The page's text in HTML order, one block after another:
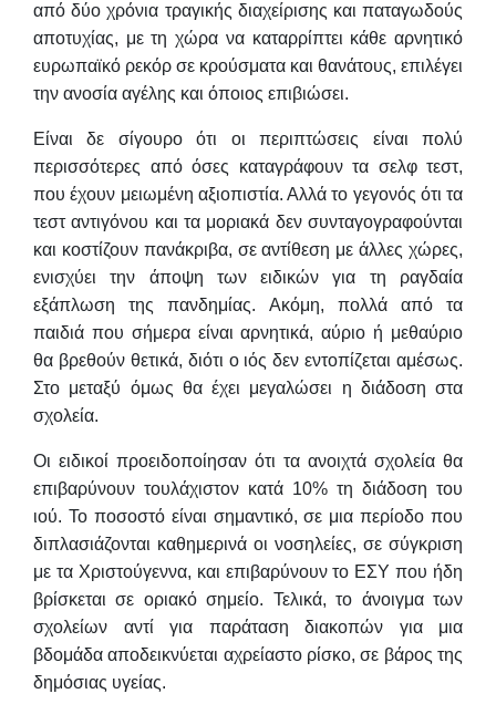
από δύο χρόνια τραγικής διαχείρισης και παταγωδούς
αποτυχίας, με τη χώρα να καταρρίπτει κάθε αρνητικό
ευρωπαϊκό ρεκόρ σε κρούσματα και θανάτους, επιλέγει
την ανοσία αγέλης και όποιος επιβιώσει.
Είναι δε σίγουρο ότι οι περιπτώσεις είναι πολύ
περισσότερες από όσες καταγράφουν τα σελφ τεστ,
που έχουν μειωμένη αξιοπιστία. Αλλά το γεγονός ότι τα
τεστ αντιγόνου και τα μοριακά δεν συνταγογραφούνται
και κοστίζουν πανάκριβα, σε αντίθεση με άλλες χώρες,
ενισχύει την άποψη των ειδικών για τη ραγδαία
εξάπλωση της πανδημίας. Ακόμη, πολλά από τα
παιδιά που σήμερα είναι αρνητικά, αύριο ή μεθαύριο
θα βρεθούν θετικά, διότι ο ιός δεν εντοπίζεται αμέσως.
Στο μεταξύ όμως θα έχει μεγαλώσει η διάδοση στα
σχολεία.
Οι ειδικοί προειδοποίησαν ότι τα ανοιχτά σχολεία θα
επιβαρύνουν τουλάχιστον κατά 10% τη διάδοση του
ιού. Το ποσοστό είναι σημαντικό, σε μια περίοδο που
διπλασιάζονται καθημερινά οι νοσηλείες, σε σύγκριση
με τα Χριστούγεννα, και επιβαρύνουν το ΕΣΥ που ήδη
βρίσκεται σε οριακό σημείο. Τελικά, το άνοιγμα των
σχολείων αντί για παράταση διακοπών για μια
βδομάδα αποδεικνύεται αχρείαστο ρίσκο, σε βάρος της
δημόσιας υγείας.